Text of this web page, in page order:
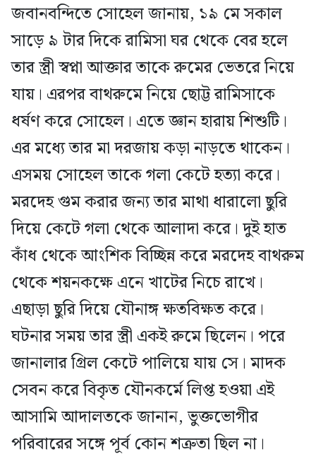
জবানবন্দিতে সোহেল জানায়, ১৯ মে সকাল
সাড়ে ৯ টার দিকে রামিসা ঘর থেকে বের হলে
তার স্ত্রী স্বপ্না আক্তার তাকে রুমের ভেতরে নিয়ে
যায়। এরপর বাথরুমে নিয়ে ছোট্ট রামিসাকে
ধর্ষণ করে সোহেল। এতে জ্ঞান হারায় শিশুটি।
এর মধ্যে তার মা দরজায় কড়া নাড়তে থাকেন।
এসময় সোহেল তাকে গলা কেটে হত্যা করে।
মরদেহ গুম করার জন্য তার মাথা ধারালো ছুরি
দিয়ে কেটে গলা থেকে আলাদা করে। দুই হাত
কাঁধ থেকে আংশিক বিচ্ছিন্ন করে মরদেহ বাথরুম
থেকে শয়নকক্ষে এনে খাটের নিচে রাখে।
এছাড়া ছুরি দিয়ে যৌনাঙ্গ ক্ষতবিক্ষত করে।
ঘটনার সময় তার স্ত্রী একই রুমে ছিলেন। পরে
জানালার গ্রিল কেটে পালিয়ে যায় সে। মাদক
সেবন করে বিকৃত যৌনকর্মে লিপ্ত হওয়া এই
আসামি আদালতকে জানান, ভুক্তভোগীর
পরিবারের সঙ্গে পূর্ব কোন শত্রুতা ছিল না।